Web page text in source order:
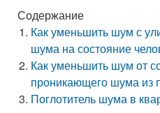
Содержание
Как уменьшить шум с
шума на состояние
Как уменьшить шум от
проникающего шума из
Поглотитель шума в